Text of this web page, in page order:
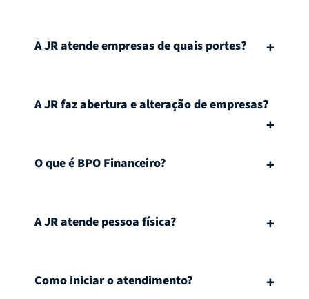
A JR atende empresas de quais portes?
A JR faz abertura e alteração de empresas?
O que é BPO Financeiro?
A JR atende pessoa física?
Como iniciar o atendimento?